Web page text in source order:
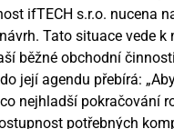
ifTECH s.r.o. nucena
Tato situace vede k
běžné obchodní
její agendu přebírá:
nejhladší pokračování
potřebných